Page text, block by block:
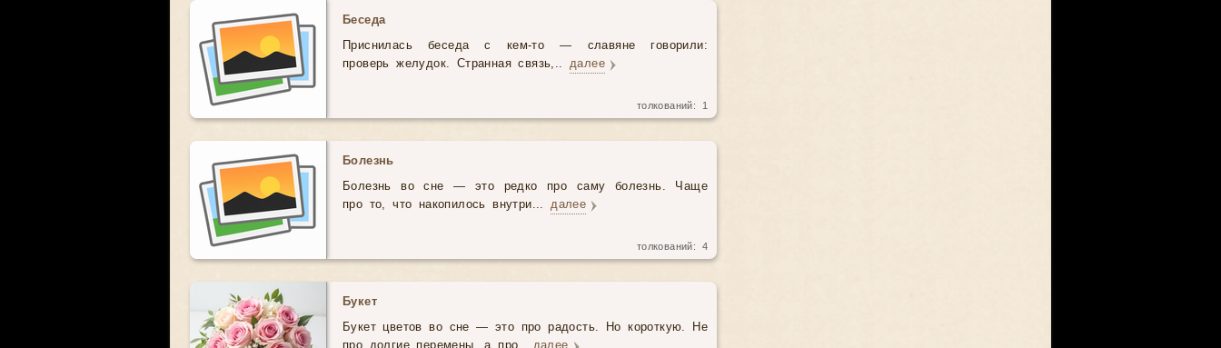
Беседа
Приснилась беседа с кем-то — славяне говорили:
проверь желудок. Странная связь,.. далее
толкований: 1
Болезнь
Болезнь во сне — это редко про саму болезнь. Чаще
про то, что накопилось внутри...далее
толкований: 4
Букет
Букет цветов во сне — это про радость. Но короткую. Не